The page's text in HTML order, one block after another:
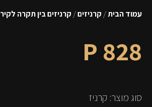
עמוד הבית/ קרניזים/ קרניזים בין תקרה לקיר
P 828
סוג מוצר: קרניז